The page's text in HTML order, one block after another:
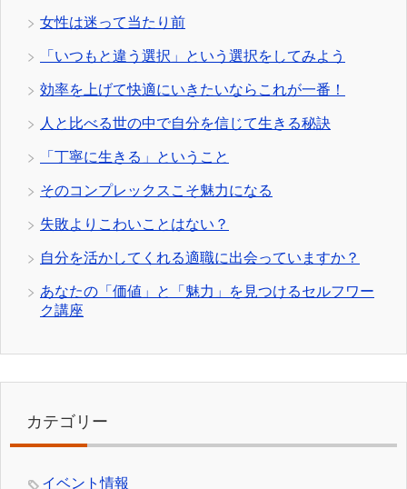
女性は迷って当たり前
「いつもと違う選択」という選択をしてみよう
効率を上げて快適にいきたいならこれが一番！
人と比べる世の中で自分を信じて生きる秘訣
「丁寧に生きる」ということ
そのコンプレックスこそ魅力になる
失敗よりこわいことはない？
自分を活かしてくれる適職に出会っていますか？
あなたの「価値」と「魅力」を見つけるセルフワー
ク講座
カテゴリー
イベント情報